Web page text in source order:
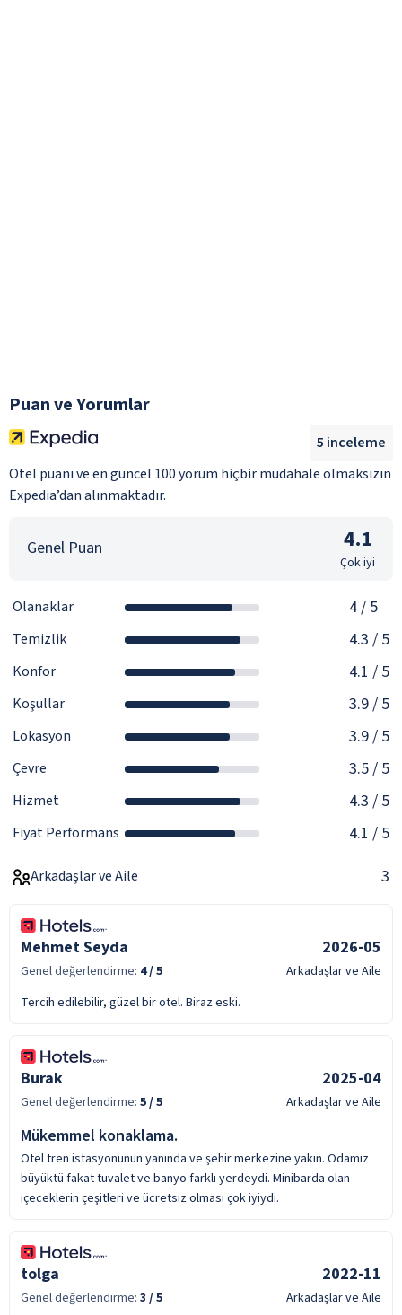
Puan ve Yorumlar
Otel puanı ve en güncel 100 yorum hiçbir müdahale olmaksızın
Expedia’dan alınmaktadır.
5 inceleme
Genel Puan 4.1
Çok iyi
Olanaklar 4/ 5
Temizlik 4.3 / 5
Konfor 4.1 / 5
Koşullar 3.9/ 5
Lokasyon 3.9/ 5
Çevre 3.5/ 5
Hizmet 4.3 / 5
Fiyat Performans 4.1 / 5
Arkadaşlar ve Aile 3
Mehmet Seyda 2026-05
Genel değerlendirme: 4/ 5
Arkadaşlar ve Aile
Tercih edilebilir, güzel bir otel. Biraz eski.
Burak 2025-04
Genel değerlendirme: 5/ 5 Arkadaşlar ve Aile
Mükemmel konaklama.
Otel tren istasyonunun yanında ve şehir merkezine yakın. Odamız
büyüktü fakat tuvalet ve banyo farklı yerdeydi. Minibarda olan
içeceklerin çeşitleri ve ücretsiz olması çok iyiydi.
tolga 2022-11
Genel değerlendirme: 3 / 5 Arkadaşlar ve Aile